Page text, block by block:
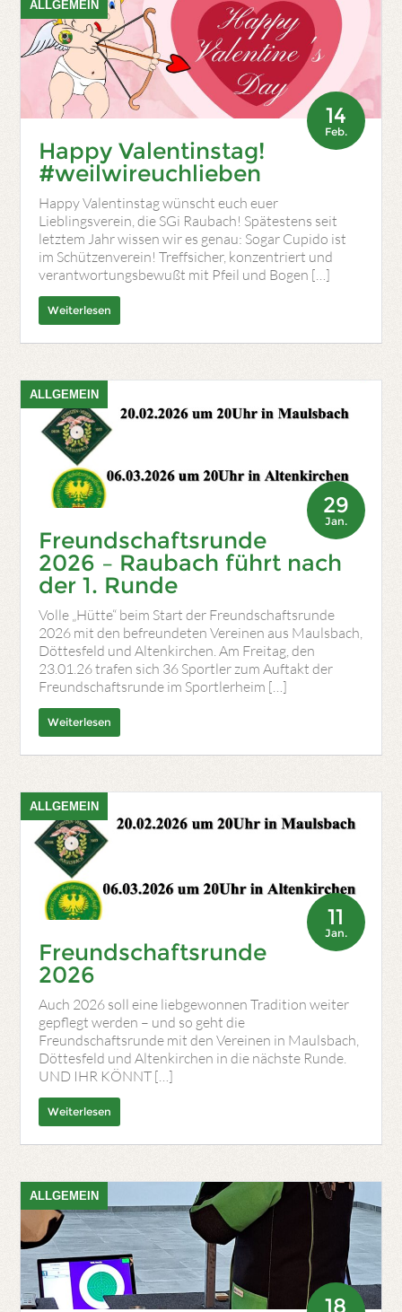
ALLGEMEIN
14
Feb.
Happy Valentinstag!
#weilwireuchlieben
Happy Valentinstag wünscht euch euer
Lieblingsverein, die SGi Raubach! Spätestens seit
letztem Jahr wissen wir es genau: Sogar Cupido ist
im Schützenverein! Treffsicher, konzentriert und
verantwortungsbewußt mit Pfeil und Bogen […]
Weiterlesen
ALLGEMEIN
29
Jan.
Freundschaftsrunde
2026 – Raubach führt nach
der 1. Runde
Volle „Hütte“ beim Start der Freundschaftsrunde
2026 mit den befreundeten Vereinen aus Maulsbach,
Döttesfeld und Altenkirchen. Am Freitag, den
23.01.26 trafen sich 36 Sportler zum Auftakt der
Freundschaftsrunde im Sportlerheim […]
Weiterlesen
ALLGEMEIN
11
Jan.
Freundschaftsrunde
2026
Auch 2026 soll eine liebgewonnen Tradition weiter
gepflegt werden – und so geht die
Freundschaftsrunde mit den Vereinen in Maulsbach,
Döttesfeld und Altenkirchen in die nächste Runde.
UND IHR KÖNNT […]
Weiterlesen
ALLGEMEIN
18